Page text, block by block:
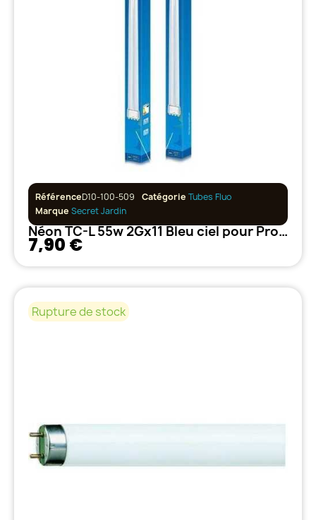
RéférenceD10-100-509 Catégorie Tubes Fluo
Marque Secret Jardin
Néon TC-L 55w 2Gx11 Bleu ciel pour Propagation et bouture 9500°k
7,90 €
Rupture de stock